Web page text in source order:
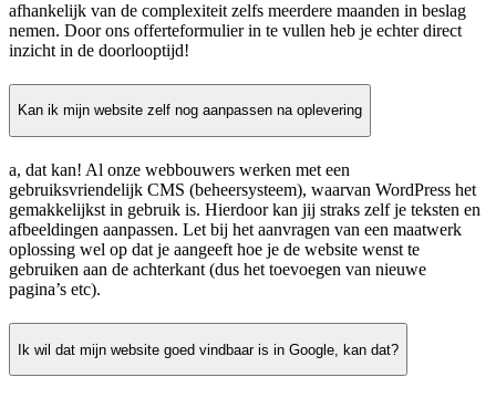
afhankelijk van de complexiteit zelfs meerdere maanden in beslag
nemen. Door ons offerteformulier in te vullen heb je echter direct
inzicht in de doorlooptijd!
Kan ik mijn website zelf nog aanpassen na oplevering
a, dat kan! Al onze webbouwers werken met een
gebruiksvriendelijk CMS (beheersysteem), waarvan WordPress het
gemakkelijkst in gebruik is. Hierdoor kan jij straks zelf je teksten en
afbeeldingen aanpassen. Let bij het aanvragen van een maatwerk
oplossing wel op dat je aangeeft hoe je de website wenst te
gebruiken aan de achterkant (dus het toevoegen van nieuwe
pagina’s etc).
Ik wil dat mijn website goed vindbaar is in Google, kan dat?